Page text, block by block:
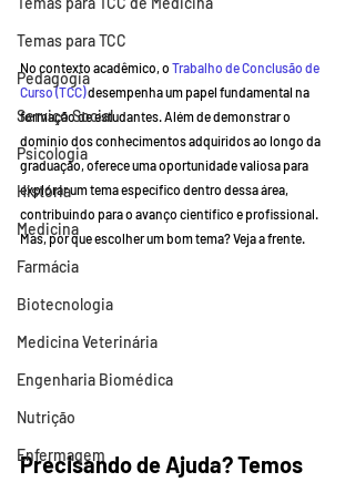
Temas para TCC
Pedagogia
Serviço Social
Psicologia
História
Medicina
Farmácia
Biotecnologia
Medicina Veterinária
Engenharia Biomédica
Nutrição
Enfermagem
No contexto acadêmico, o Trabalho de Conclusão de
Curso (TCC) desempenha um papel fundamental na
formação de estudantes. Além de demonstrar o
domínio dos conhecimentos adquiridos ao longo da
graduação, oferece uma oportunidade valiosa para
explorar um tema específico dentro dessa área,
contribuindo para o avanço científico e profissional.
Mas, por que escolher um bom tema? Veja a frente.
Precisando de Ajuda? Temos